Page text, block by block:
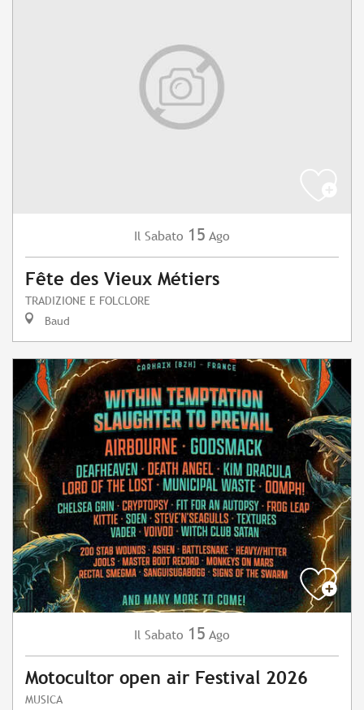
Il Sabato 15 Ago
Fête des Vieux Métiers
TRADIZIONE E FOLCLORE
Baud
Il Sabato 15 Ago
Motocultor open air Festival 2026
MUSICA